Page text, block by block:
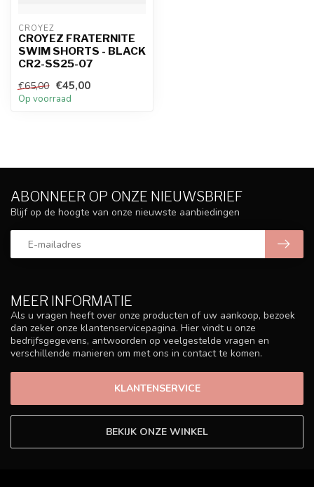
CROYEZ
CROYEZ FRATERNITE
SWIM SHORTS - BLACK
CR2-SS25-07
€65,00 €45,00
Op voorraad
MEER INFORMATIE
Als u vragen heeft over onze producten of uw aankoop, bezoek
dan zeker onze klantenservicepagina. Hier vindt u onze
bedrijfsgegevens, antwoorden op veelgestelde vragen en
verschillende manieren om met ons in contact te komen.
KLANTENSERVICE
BEKIJK ONZE WINKEL
ABONNEER OP ONZE NIEUWSBRIEF
Blijf op de hoogte van onze nieuwste aanbiedingen